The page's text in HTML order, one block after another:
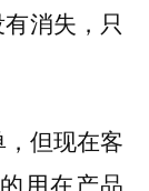
消失，只
，但现在客
用在产品